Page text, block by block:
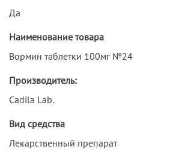
Да
Наименование товара
Вормин таблетки 100мг №24
Производитель:
Cadila Lab.
Вид средства
Лекарственный препарат